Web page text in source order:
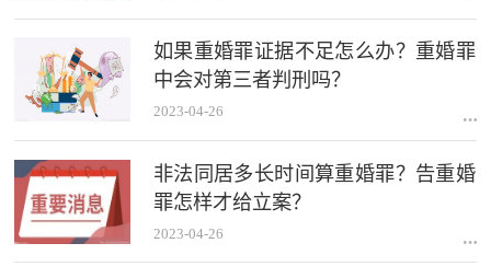
如果重婚罪证据不足怎么办？重婚罪
中会对第三者判刑吗？
2023-04-26
非法同居多长时间算重婚罪？告重婚
罪怎样才给立案？
2023-04-26